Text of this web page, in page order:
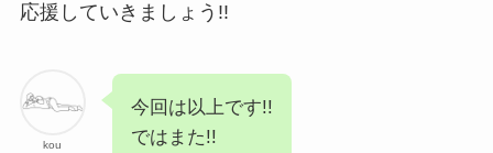
応援していきましょう!!
kou
今回は以上です!!
ではまた!!